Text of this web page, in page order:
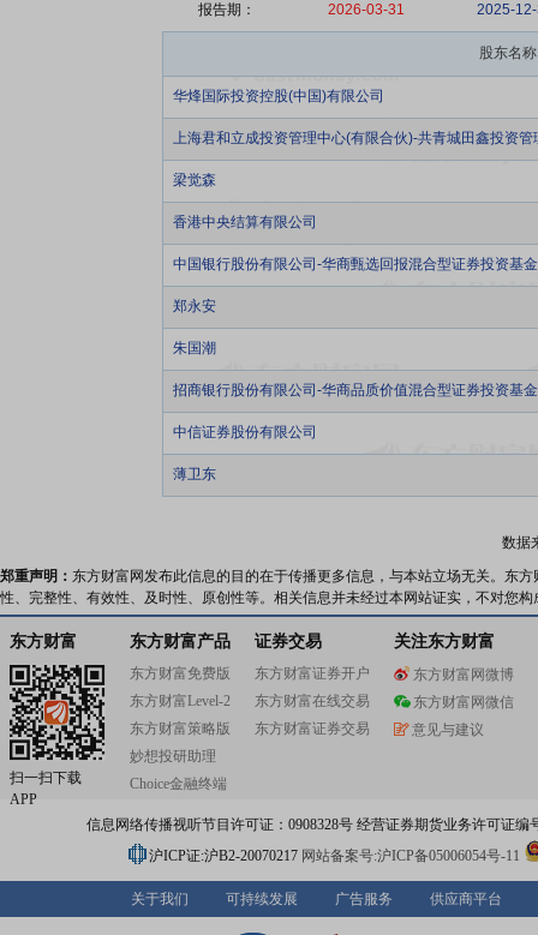
报告期： 2026-03-31 2025-
股东名称
华烽国际投资控股(中国)有限公司
上海君和立成投资管理中心(有限合伙)-共青城田鑫投资
梁觉森
香港中央结算有限公司
中国银行股份有限公司-华商甄选回报混合型证券投资基金
郑永安
朱国潮
招商银行股份有限公司-华商品质价值混合型证券投资基金
中信证券股份有限公司
薄卫东
数据
郑重声明： 东方财富网发布此信息的目的在于传播更多信息，与本站立场无关。东
性、完整性、有效性、及时性、原创性等。相关信息并未经过本网站证实，不对您
东方财富
扫一扫下载
APP
东方财富产品
东方财富免费版
东方财富Level-2
东方财富策略版
妙想投研助理
Choice金融终端
证券交易
东方财富证券开户
东方财富在线交易
东方财富证券交易
关注东方财富
东方财富网微博
东方财富网微信
意见与建议
信息网络传播视听节目许可证：0908328号 经营证券期货业务许可证编
沪ICP证:沪B2-20070217 网站备案号:沪ICP备05006054号-11
关于我们 可持续发展 广告服务 供应商平台